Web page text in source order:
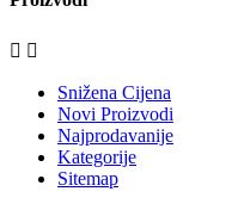
 
Snižena Cijena
Novi Proizvodi
Najprodavanije
Kategorije
Sitemap